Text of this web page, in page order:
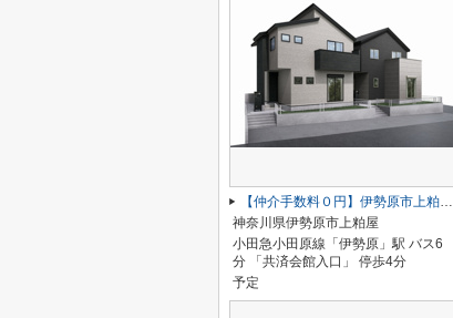
【仲介手数料０円】伊勢原市上粕屋第2期 新築一戸建て 1号棟 全2棟
神奈川県伊勢原市上粕屋
小田急小田原線「伊勢原」駅 バス6
分 「共済会館入口」 停歩4分
予定